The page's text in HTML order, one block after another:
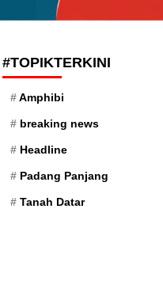
#TOPIKTERKINI
Amphibi
breaking news
Headline
Padang Panjang
Tanah Datar